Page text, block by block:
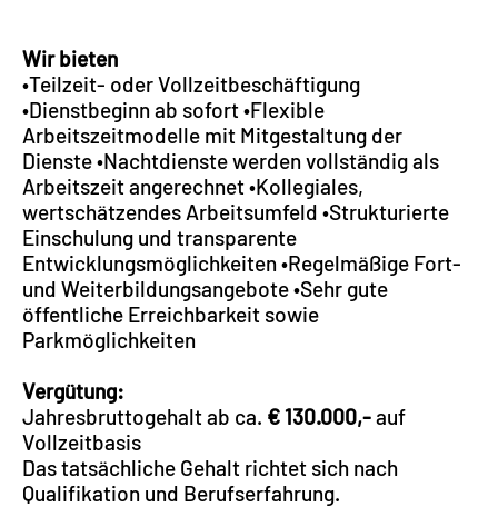
Wir bieten
•Teilzeit- oder Vollzeitbeschäftigung
•Dienstbeginn ab sofort •Flexible
Arbeitszeitmodelle mit Mitgestaltung der
Dienste •Nachtdienste werden vollständig als
Arbeitszeit angerechnet •Kollegiales,
wertschätzendes Arbeitsumfeld •Strukturierte
Einschulung und transparente
Entwicklungsmöglichkeiten •Regelmäßige Fort-
und Weiterbildungsangebote •Sehr gute
öffentliche Erreichbarkeit sowie
Parkmöglichkeiten
Vergütung:
Jahresbruttogehalt ab ca. € 130.000,-auf
Vollzeitbasis
Das tatsächliche Gehalt richtet sich nach
Qualifikation und Berufserfahrung.